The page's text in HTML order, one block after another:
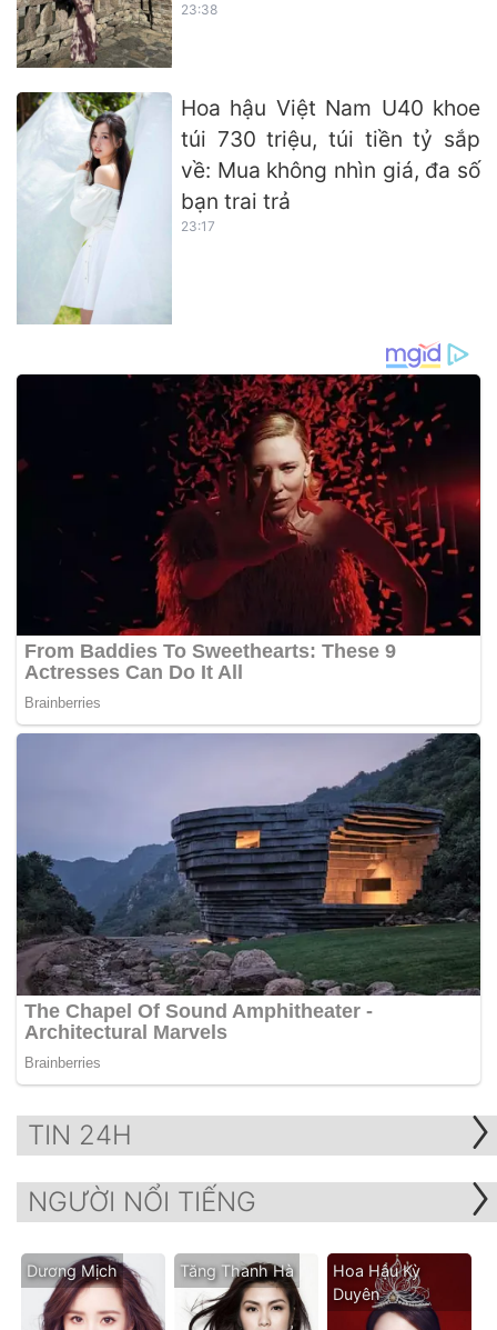
23:38
Hoa hậu Việt Nam U40 khoe
túi 730 triệu, túi tiền tỷ sắp
về: Mua không nhìn giá, đa số
bạn trai trả
23:17
TIN 24H
NGƯỜI NỔI TIẾNG
Dương Mịch Tăng Thanh Hà
Hoa Hậu Kỳ
Duyên